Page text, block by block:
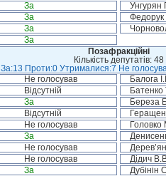
За Унгурян
За
За
За
Позафракційні
Кількість депутатів: 48
За:13 Проти:0 Утрималися:7 Не
Не голосував Балога
Відсутній Батенко
За Береза
Відсутній
Не голосував
За
Не голосував
Не голосував Дідич
За Дубінін